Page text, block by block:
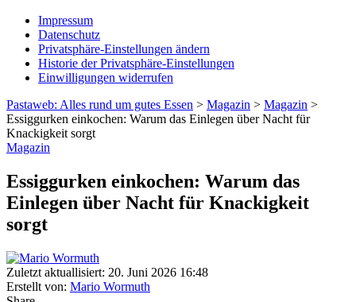
Impressum
Datenschutz
Privatsphäre-Einstellungen ändern
Historie der Privatsphäre-Einstellungen
Einwilligungen widerrufen
Pastaweb: Alles rund um gutes Essen > Magazin > Magazin >
Essiggurken einkochen: Warum das Einlegen über Nacht für
Knackigkeit sorgt
Magazin
Essiggurken einkochen: Warum das
Einlegen über Nacht für Knackigkeit
sorgt
Zuletzt aktuallisiert: 20. Juni 2026 16:48
Erstellt von: Mario Wormuth